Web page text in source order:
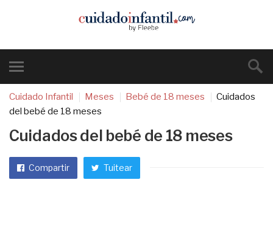
Cuidado Infantil Meses Bebé de 18 meses
Cuidados
del bebé de 18 meses
Cuidados del bebé de 18 meses
Compartir Tuitear